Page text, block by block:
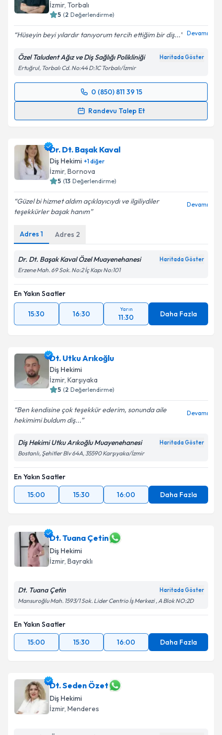
İzmir, Torbalı
5 (2 Değerlendirme)
Hüseyin beyi yılardır tanıyorum tercih ettiğim bir diş... Devamı
Özel Taludent Ağız ve Diş Sağlığı Polikliniği Haritada Göster
Ertuğrul, Torbalı Cd. No:44 D:1C Torbalı/İzmir
0 (850) 811 39 15
Randevu Talep Et
Randevu Takvimi Talebi
hazırlandığında e-posta ile bilgilendireceğiz.
E-posta Adresiniz
Kişisel verilerimin işlenmesine ilişkin
kapsamda işlenmesini kabul ediyorum.
Takvim Talebini Gönder
Dr. Dt. Başak Kaval
Diş Hekimi +1diğer
İzmir, Bornova
5 (13 Değerlendirme)
Güzel bi hizmet aldım açıklayıcıydı ve ilgiliydiler
teşekkürler başak hanım
Devamı
Adres 1 Adres 2
Dr. Dt. Başak Kaval Özel Muayenehanesi Haritada Göster
Erzene Mah. 69 Sok. No:2 İç Kapı No:101
En Yakın Saatler
15:30 16:30
Yarın
11:30 Daha Fazla
Dt. Utku Arıkoğlu
Diş Hekimi
İzmir, Karşıyaka
5 (2 Değerlendirme)
Ben kendisine çok teşekkür ederim, sonunda aile
hekimimi buldum diş...
Devamı
Diş Hekimi Utku Arıkoğlu Muayenehanesi Haritada Göster
Bostanlı, Şehitler Blv 64A, 35590 Karşıyaka/İzmir
En Yakın Saatler
15:00
15:30 16:00 Daha Fazla
Dt. Tuana Çetin
Diş Hekimi
İzmir, Bayraklı
Dt. Tuana Çetin Haritada Göster
Mansuroğlu Mah. 1593/1 Sok. Lider Centrio İş Merkezi , A Blok NO:2D
En Yakın Saatler
15:00
15:30 16:00 Daha Fazla
Dt. Seden Özet
Diş Hekimi
İzmir, Menderes